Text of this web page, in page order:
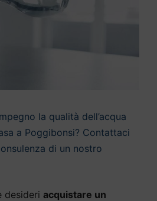
la qualità dell’acqua
a Poggibonsi? Contattaci
di un nostro
desideri acquistare un